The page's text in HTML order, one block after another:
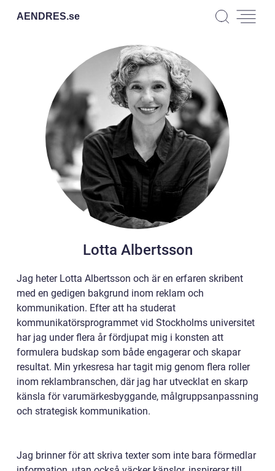
AENDRES.se
Lotta Albertsson
Jag heter Lotta Albertsson och är en erfaren skribent
med en gedigen bakgrund inom reklam och
kommunikation. Efter att ha studerat
kommunikatörsprogrammet vid Stockholms universitet
har jag under flera år fördjupat mig i konsten att
formulera budskap som både engagerar och skapar
resultat. Min yrkesresa har tagit mig genom flera roller
inom reklambranschen, där jag har utvecklat en skarp
känsla för varumärkesbyggande, målgruppsanpassning
och strategisk kommunikation.
Jag brinner för att skriva texter som inte bara förmedlar